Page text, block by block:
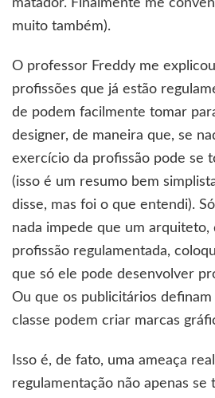
matador. Finalmente me
muito também).
O professor Freddy me
profissões que já estão
de podem facilmente tomar
designer, de maneira que, se
exercício da profissão pode se
(isso é um resumo bem
disse, mas foi o que entendi).
nada impede que um arquiteto,
profissão regulamentada,
que só ele pode desenvolver
Ou que os publicitários definam
classe podem criar marcas
Isso é, de fato, uma ameaça
regulamentação não apenas